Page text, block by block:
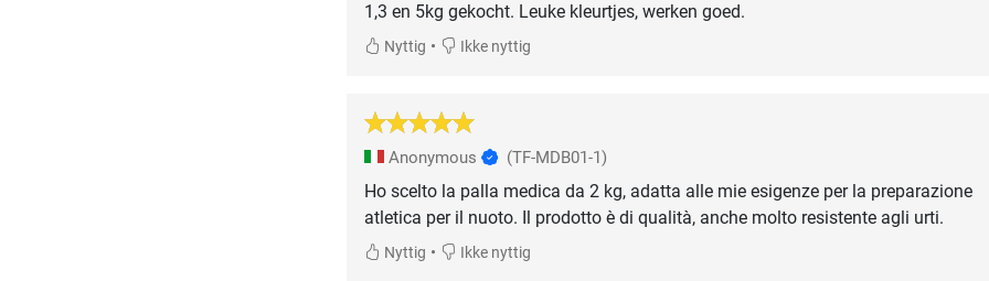
1,3 en 5kg gekocht. Leuke kleurtjes, werken goed.
Nyttig • Ikke nyttig
Anonymous (TF-MDB01-1)
Ho scelto la palla medica da 2 kg, adatta alle mie esigenze per la preparazione
atletica per il nuoto. Il prodotto è di qualità, anche molto resistente agli urti.
Nyttig • Ikke nyttig